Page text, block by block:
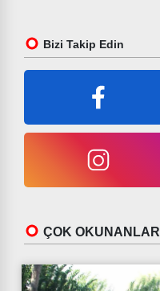
Bizi Takip Edin
ÇOK OKUNANLAR